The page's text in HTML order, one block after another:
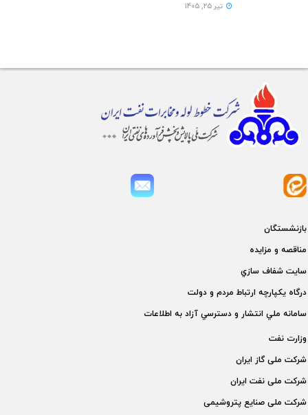
تیر 25, 1405
بازنشستگان
مناقصه و مزايده
سايت شفاف سازي
درگاه يكپارچه ارتباط مردم و دولت
سامانه ملي انتشار و دسترسي آزاد به اطلاعات
وزارت نفت
شركت ملی گاز ايران
شركت ملی نفت ايران
شركت ملی صنايع پتروشيمی